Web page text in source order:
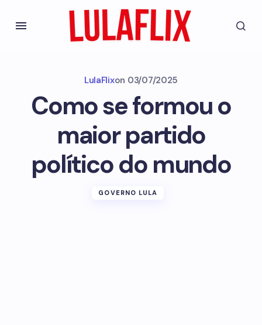
LulaFlixon 03/07/2025
Como se formou o
maior partido
político do mundo
GOVERNO LULA